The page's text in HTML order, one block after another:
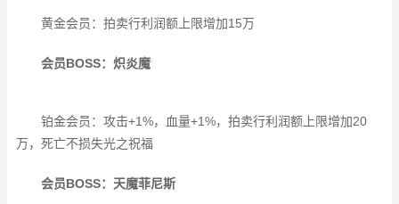
黄金会员：拍卖行利润额上限增加15万
会员BOSS：炽炎魔
铂金会员：攻击+1%，血量+1%，拍卖行利润额上限增加20
万，死亡不损失光之祝福
会员BOSS：天魔菲尼斯